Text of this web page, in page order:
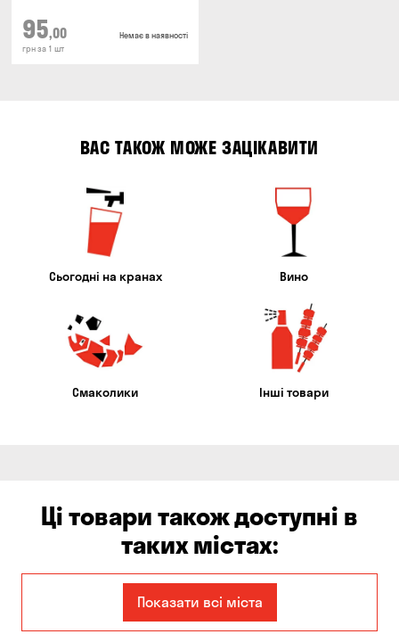
95,00
грн за 1 шт
Немає в наявності
ВАС ТАКОЖ МОЖЕ ЗАЦІКАВИТИ
Сьогодні на кранах Вино
Смаколики Інші товари
Ці товари також доступні в
таких містах:
ЄлизаветівкаПоказати всі міста